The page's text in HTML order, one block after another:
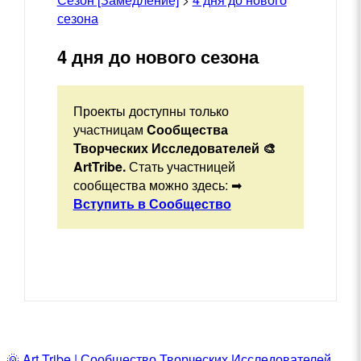
сезона
4 дня до нового сезона
Проекты доступны только
участницам Cообщества
Творческих Исследователей 🎨
ArtTribe.Стать участницей
сообщества можно здесь: ➡
Вступить в Сообщество